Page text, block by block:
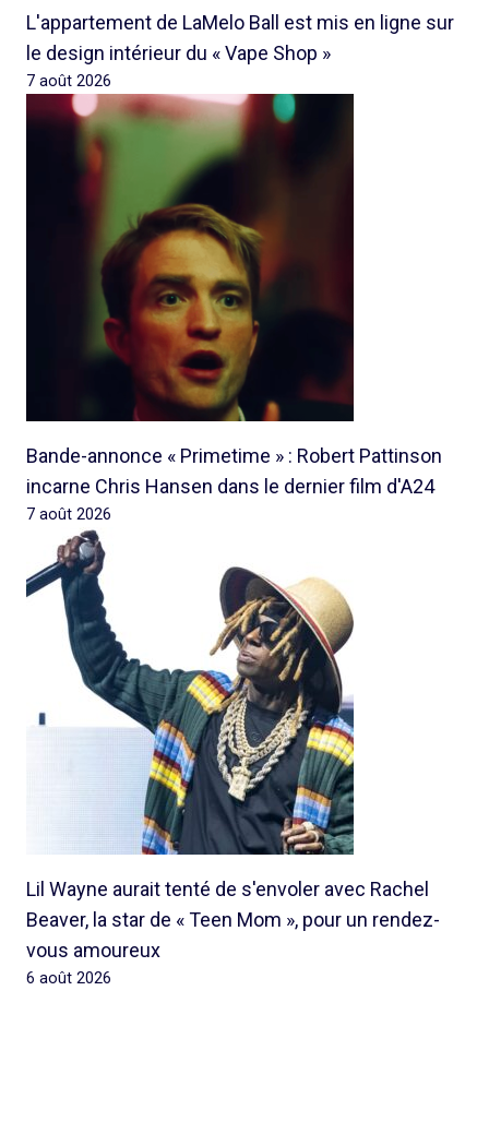
L'appartement de LaMelo Ball est mis en ligne sur
le design intérieur du « Vape Shop »
7 août 2026
Bande-annonce « Primetime » : Robert Pattinson
incarne Chris Hansen dans le dernier film d'A24
7 août 2026
Lil Wayne aurait tenté de s'envoler avec Rachel
Beaver, la star de « Teen Mom », pour un rendez-
vous amoureux
6 août 2026